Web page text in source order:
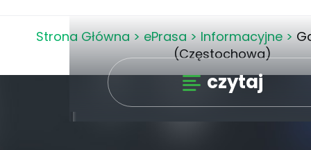
Strona Główna > ePrasa > Informacyjne >
(Częstochowa)
czytaj